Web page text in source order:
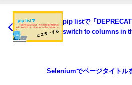
pip listで「
switch to columns in
Seleniumでページタイトル